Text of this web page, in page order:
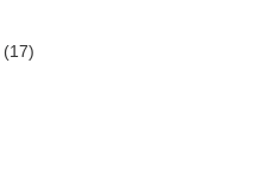
(17)